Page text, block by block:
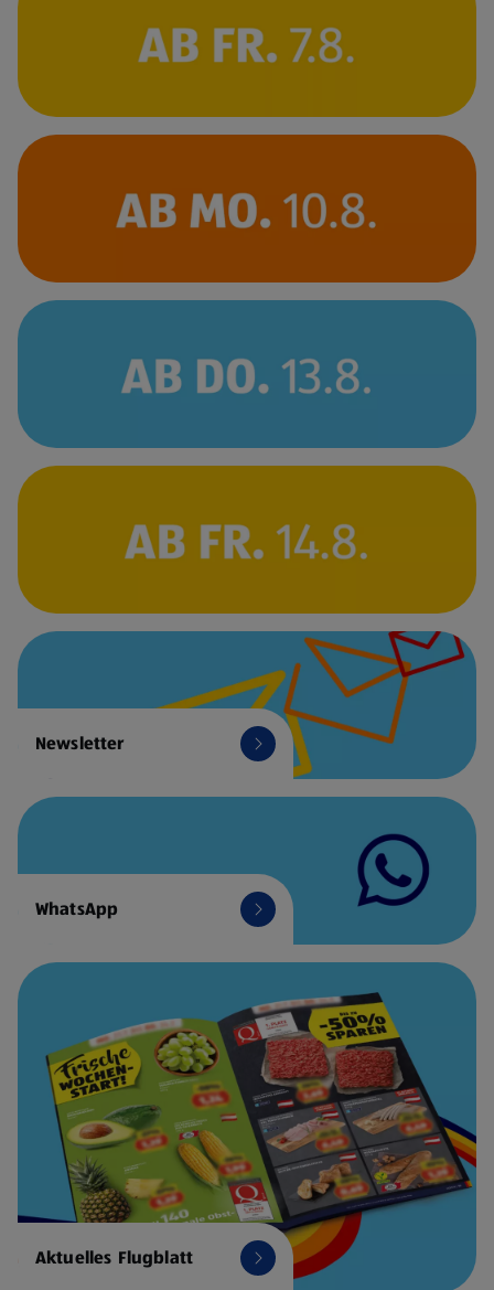
Newsletter
WhatsApp
Aktuelles Flugblatt